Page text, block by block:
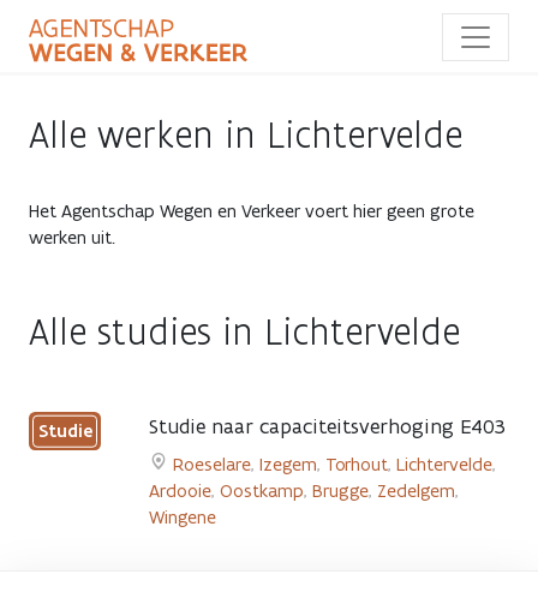
naar
inhoud
gaanAlle werken in Lichtervelde
Het Agentschap Wegen en Verkeer voert hier geen grote
werken uit.
Alle studies in Lichtervelde
Studie Studie naar capaciteitsverhoging E403
Roeselare, Izegem, Torhout, Lichtervelde,
Ardooie, Oostkamp, Brugge, Zedelgem,
Wingene